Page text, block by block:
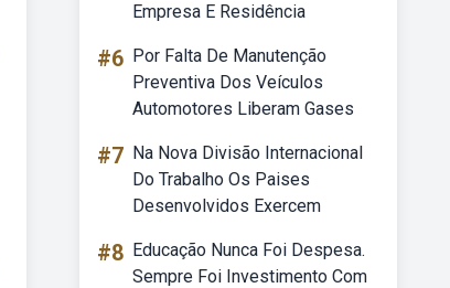
Empresa E Residência
#6 Por Falta De Manutenção
Preventiva Dos Veículos
Automotores Liberam Gases
#7 Na Nova Divisão Internacional
Do Trabalho Os Paises
Desenvolvidos Exercem
#8 Educação Nunca Foi Despesa.
Sempre Foi Investimento Com